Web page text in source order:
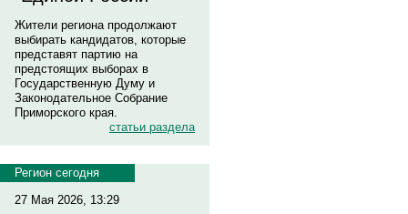
Жители региона продолжают
выбирать кандидатов, которые
представят партию на
предстоящих выборах в
Государственную Думу и
Законодательное Собрание
Приморского края.
статьи раздела
Регион сегодня
27 Мая 2026, 13:29